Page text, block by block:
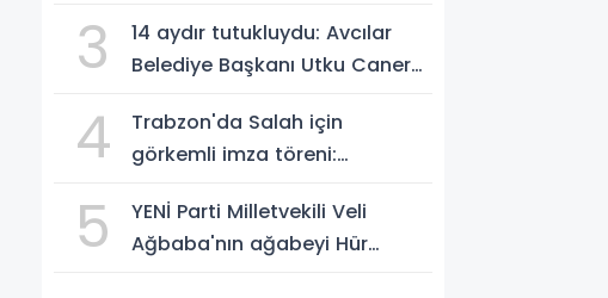
3
14 aydır tutukluydu: Avcılar
Belediye Başkanı Utku Caner
4
Trabzon'da Salah için
görkemli imza töreni:
sabırsızlanıyorum'
5
YENİ Parti Milletvekili Veli
Ağbaba'nın ağabeyi Hür